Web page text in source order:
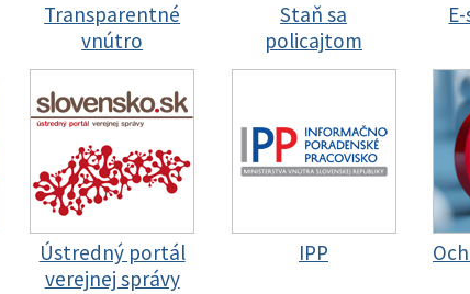
Transparentné
vnútro
Staň sa
policajtom
Ústredný portál
verejnej správy
IPP